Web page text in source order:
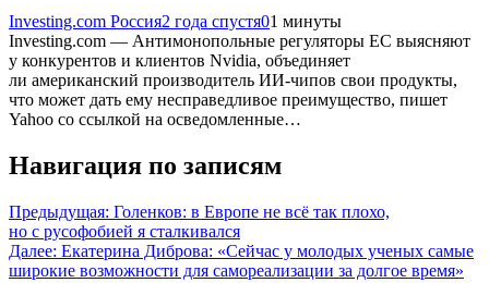
Investing.com Россия2 года спустя01 минуты
Investing.com — Антимонопольные регуляторы ЕС выясняют
у конкурентов и клиентов Nvidia, объединяет
ли американский производитель ИИ-чипов свои продукты,
что может дать ему несправедливое преимущество, пишет
Yahoo со ссылкой на осведомленные…
Навигация по записям
Предыдущая: Голенков: в Европе не всё так плохо,
но с русофобией я сталкивался
Далее: Екатерина Диброва: «Сейчас у молодых ученых самые
широкие возможности для самореализации за долгое время»